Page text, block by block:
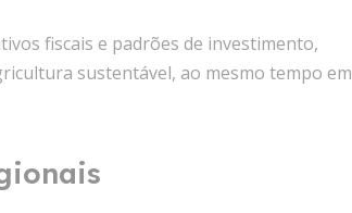
fiscais e padrões de investimento,
sustentável, ao mesmo tempo em